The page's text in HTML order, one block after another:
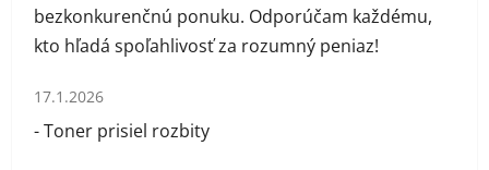
bezkonkurenčnú ponuku. Odporúčam každému,
kto hľadá spoľahlivosť za rozumný peniaz!
Hodnotenie obchodu je 1 z 5 hviezdičiek.
17.1.2026
- Toner prisiel rozbity